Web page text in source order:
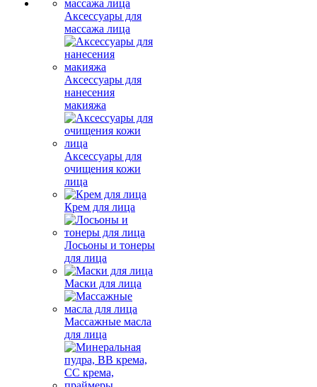
Аксессуары для
массажа лица
Аксессуары для
нанесения
макияжа
Аксессуары для
очищения кожи
лица
Крем для лица
Лосьоны и тонеры
для лица
Маски для лица
Массажные масла
для лица